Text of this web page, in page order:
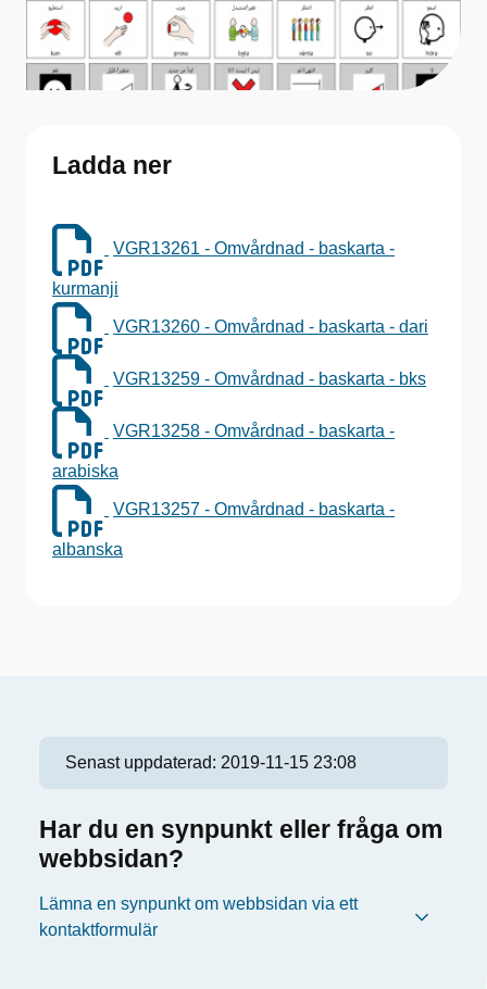
Ladda ner
VGR13261 - Omvårdnad - baskarta -
kurmanji
VGR13260 - Omvårdnad - baskarta - dari
VGR13259 - Omvårdnad - baskarta - bks
VGR13258 - Omvårdnad - baskarta -
arabiska
VGR13257 - Omvårdnad - baskarta -
albanska
Senast uppdaterad: 2019-11-15 23:08
Har du en synpunkt eller fråga om
webbsidan?
Lämna en synpunkt om webbsidan via ett
kontaktformulär